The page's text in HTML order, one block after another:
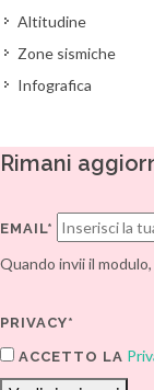
Altitudine
Zone sismiche
Infografica
Rimani
EMAIL*
Quando invii il
PRIVACY*
ACCETTO LA